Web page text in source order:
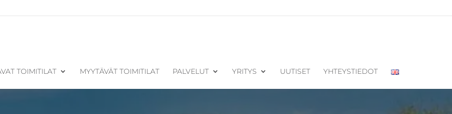
TOIMITILAT MYYTÄVÄT TOIMITILAT PALVELUT YRITYS UUTISET YHTEYSTIEDOT